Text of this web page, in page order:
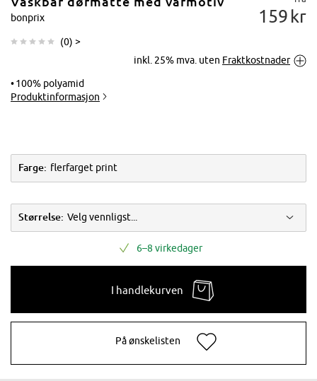
Trykk for å
bonprix
(0) >
159 kr
inkl. 25% mva. uten Fraktkostnader
100% polyamid
Produktinformasjon
Farge: flerfarget print
Størrelse: Velg vennligst...
6–8 virkedager
I handlekurven
På ønskelisten